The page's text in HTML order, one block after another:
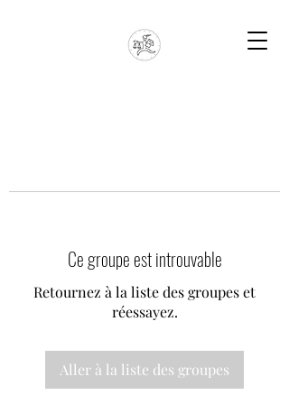
Ce groupe est introuvable
Retournez à la liste des groupes et
réessayez.
Aller à la liste des groupes